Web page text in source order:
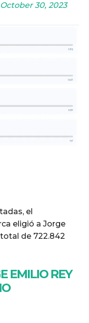
October 30, 2023
el
eligió a Jorge
de 722.842
EMILIO REY